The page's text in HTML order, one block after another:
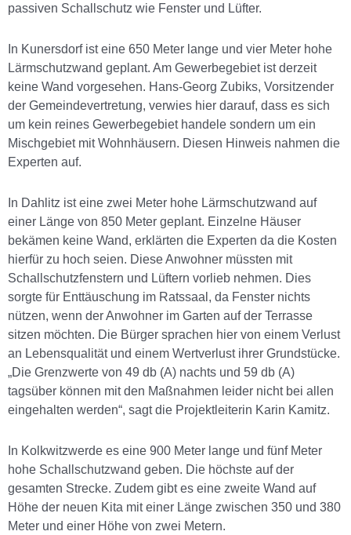
passiven Schallschutz wie Fenster und Lüfter.
In Kunersdorf ist eine 650 Meter lange und vier Meter hohe
Lärmschutzwand geplant. Am Gewerbegebiet ist derzeit
keine Wand vorgesehen. Hans-Georg Zubiks, Vorsitzender
der Gemeindevertretung, verwies hier darauf, dass es sich
um kein reines Gewerbegebiet handele sondern um ein
Mischgebiet mit Wohnhäusern. Diesen Hinweis nahmen die
Experten auf.
In Dahlitz ist eine zwei Meter hohe Lärmschutzwand auf
einer Länge von 850 Meter geplant. Einzelne Häuser
bekämen keine Wand, erklärten die Experten da die Kosten
hierfür zu hoch seien. Diese Anwohner müssten mit
Schallschutzfenstern und Lüftern vorlieb nehmen. Dies
sorgte für Enttäuschung im Ratssaal, da Fenster nichts
nützen, wenn der Anwohner im Garten auf der Terrasse
sitzen möchten. Die Bürger sprachen hier von einem Verlust
an Lebensqualität und einem Wertverlust ihrer Grundstücke.
„Die Grenzwerte von 49 db (A) nachts und 59 db (A)
tagsüber können mit den Maßnahmen leider nicht bei allen
eingehalten werden“, sagt die Projektleiterin Karin Kamitz.
In Kolkwitzwerde es eine 900 Meter lange und fünf Meter
hohe Schallschutzwand geben. Die höchste auf der
gesamten Strecke. Zudem gibt es eine zweite Wand auf
Höhe der neuen Kita mit einer Länge zwischen 350 und 380
Meter und einer Höhe von zwei Metern.